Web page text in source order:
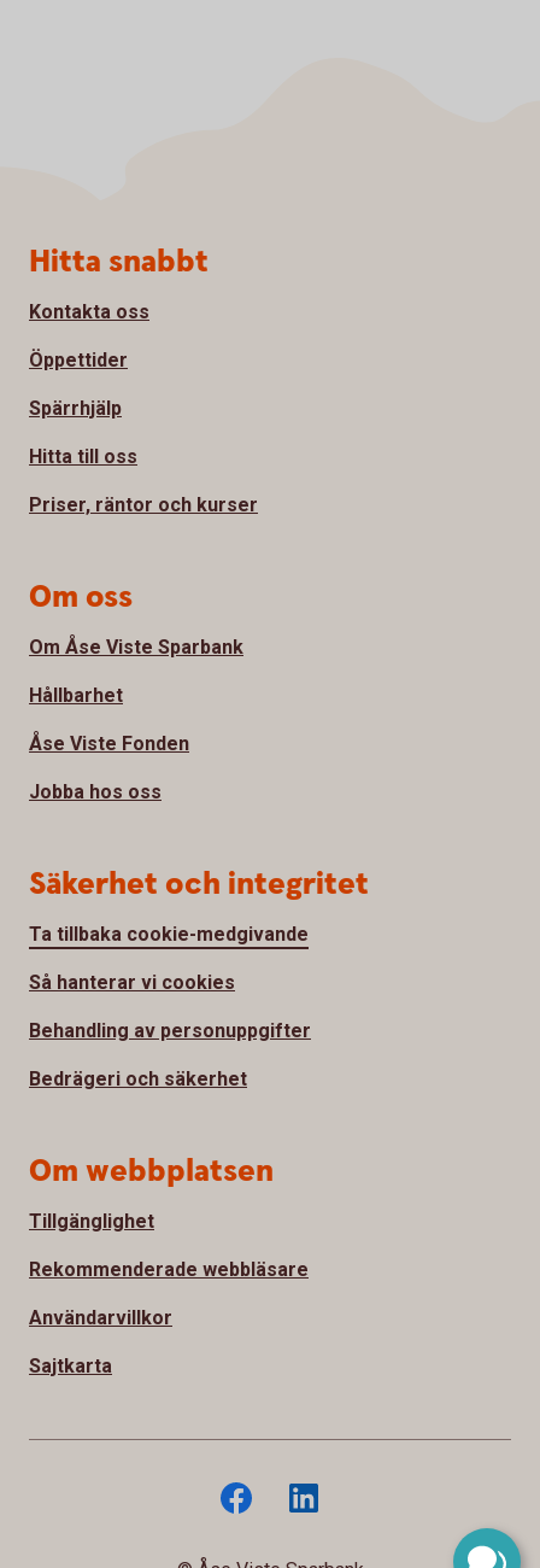
Sidfot
Hitta snabbt
Kontakta oss
Öppettider
Spärrhjälp
Hitta till oss
Priser, räntor och kurser
Om oss
Om Åse Viste Sparbank
Hållbarhet
Åse Viste Fonden
Jobba hos oss
Säkerhet och integritet
Ta tillbaka cookie-medgivande
Så hanterar vi cookies
Behandling av personuppgifter
Bedrägeri och säkerhet
Om webbplatsen
Tillgänglighet
Rekommenderade webbläsare
Användarvillkor
Sajtkarta